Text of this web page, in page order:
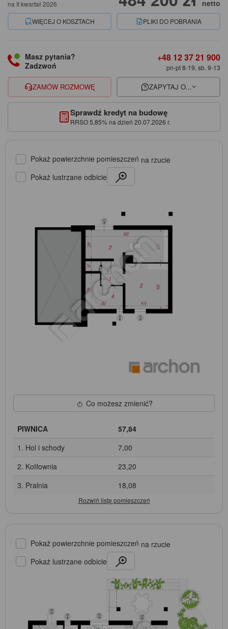
na II kwartał 2026 netto
WIĘCEJ O KOSZTACH PLIKI DO POBRANIA
Masz pytania?
Zadzwoń
+48 12 37 21 900
pn-pt 8-19, sb. 9-13
ZAMÓW ROZMOWĘ ZAPYTAJ O...
Sprawdź kredyt na budowę
RRSO 5,85% na dzień 20.07.2026 r.
Pokaż powierzchnie pomieszczeń na rzucie
Pokaż lustrzane odbicie
Co możesz zmienić?
PIWNICA
57,84
1. Hol i schody
7,00
2. Kotłownia
23,20
3. Pralnia
18,08
Pokaż powierzchnie pomieszczeń na rzucie
Pokaż lustrzane odbicie